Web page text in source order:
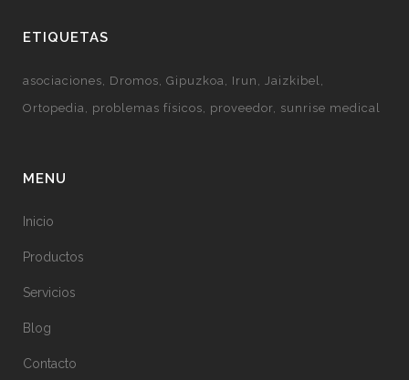
ETIQUETAS
asociaciones Dromos Gipuzkoa Irun
Jaizkibel
Ortopedia
problemas físicos proveedor sunrise medical
MENU
Inicio
Productos
Servicios
Blog
Contacto